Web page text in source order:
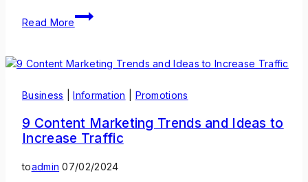
Read More
Business |Information Promotions
9 Content Marketing Trends and Ideas to
Increase Traffic
toadmin 07/02/2024